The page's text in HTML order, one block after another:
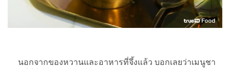
นอกจากของหวานและอาหารที่จึ้งแล้ว บอกเลยว่าเมนูชา